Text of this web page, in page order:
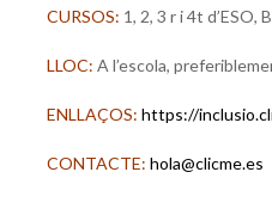
CURSOS: 1, 2, 3 r i 4t d’ESO,
LLOC: A l’escola,
ENLLAÇOS: https://
CONTACTE: hola@clicme.es